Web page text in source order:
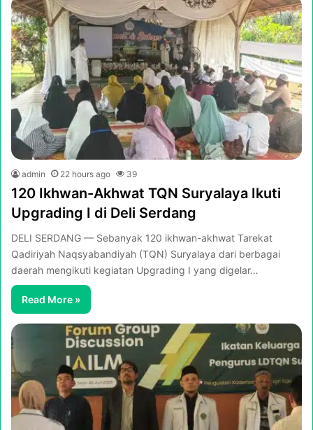
admin 22 hours ago 39
120 Ikhwan-Akhwat TQN Suryalaya Ikuti
Upgrading I di Deli Serdang
DELI SERDANG — Sebanyak 120 ikhwan-akhwat Tarekat
Qadiriyah Naqsyabandiyah (TQN) Suryalaya dari berbagai
daerah mengikuti kegiatan Upgrading I yang digelar…
Read More »